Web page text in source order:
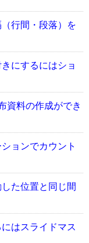
行間・段落）を
にするにはショ
資料の作成ができ
ョンでカウント
た位置と同じ間
はスライドマス